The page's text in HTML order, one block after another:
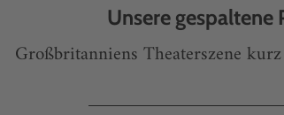
Unsere gespaltene
Großbritanniens Theaterszene